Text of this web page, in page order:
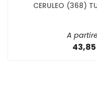
CERULEO (368)
A